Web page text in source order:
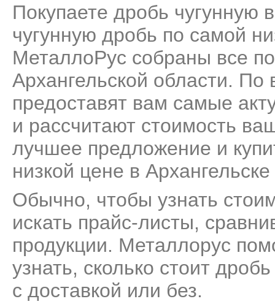
Покупаете дробь чугунную
чугунную дробь по самой
МеталлоРус собраны все
Архангельской области.
предоставят вам самые
и рассчитают стоимость
лучшее предложение и
низкой цене в
Обычно, чтобы узнать
искать прайс-листы,
продукции. Металлорус
узнать, сколько стоит
с доставкой или без.